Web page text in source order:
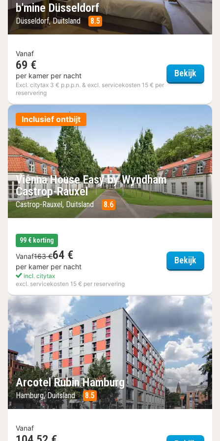
b'mine Düsseldorf
Düsseldorf, Duitsland 8.5
Vanaf
69 €
per kamer per nacht
Excl. citytax 3 € p.p.p.n. & excl. servicekosten 15 € per
reservering
Bekijk
Inclusief ontbijt
Vienna House Easy by Wyndham
Castrop-Rauxel
Castrop-Rauxel, Duitsland 8.6
99 € korting
Vanaf163 €64 €
per kamer per nacht
incl. citytax
excl. servicekosten 15 € per reservering
Bekijk
Arcotel Rubin Hamburg
Hamburg, Duitsland 8.5
Vanaf